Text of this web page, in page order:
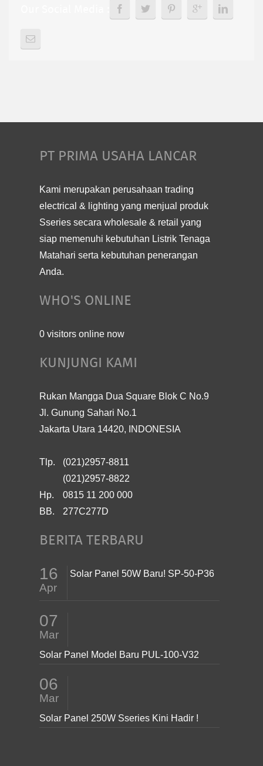
PT PRIMA USAHA LANCAR
Kami merupakan perusahaan trading
electrical & lighting yang menjual produk
Sseries secara wholesale & retail yang
siap memenuhi kebutuhan Listrik Tenaga
Matahari serta kebutuhan penerangan
Anda.
WHO'S ONLINE
0 visitors online now
KUNJUNGI KAMI
Rukan Mangga Dua Square Blok C No.9
Jl. Gunung Sahari No.1
Jakarta Utara 14420, INDONESIA
Tlp.
(021)2957-8811
(021)2957-8822
Hp.
0815 11 200 000
BB.
277C277D
BERITA TERBARU
16
Apr
Solar Panel 50W Baru! SP-50-P36
07
Mar
Solar Panel Model Baru PUL-100-V32
06
Mar
Solar Panel 250W Sseries Kini Hadir !